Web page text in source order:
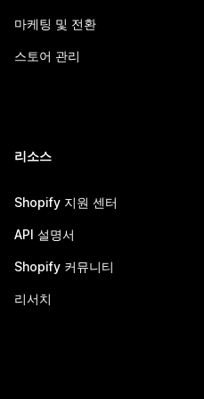
마케팅 및 전환
스토어 관리
리소스
Shopify 지원 센터
API 설명서
Shopify 커뮤니티
리서치